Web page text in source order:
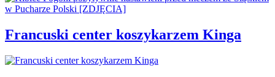
Francuski center koszykarzem Kinga